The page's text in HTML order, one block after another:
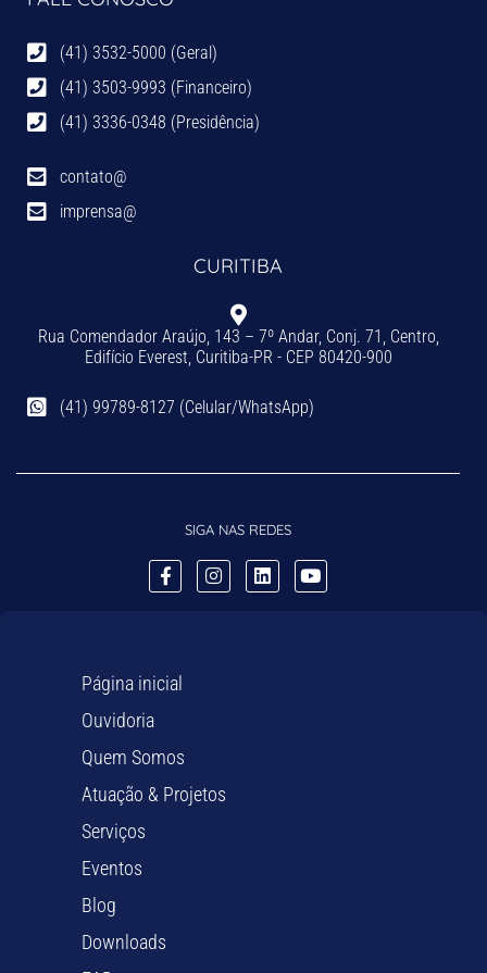
(41) 3532-5000 (Geral)
(41) 3503-9993 (Financeiro)
(41) 3336-0348 (Presidência)
contato@
imprensa@
CURITIBA
Rua Comendador Araújo, 143 – 7º Andar, Conj. 71, Centro,
Edifício Everest, Curitiba-PR - CEP 80420-900
(41) 99789-8127 (Celular/WhatsApp)
SIGA NAS REDES
Página inicial
Ouvidoria
Quem Somos
Atuação & Projetos
Serviços
Eventos
Blog
Downloads